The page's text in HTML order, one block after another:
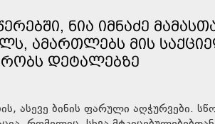
ᲜᲘᲐ ᲘᲛᲜᲐᲫᲔ
ᲐᲛᲐᲠᲗᲚᲔᲑᲡ ᲛᲘᲡ
ᲓᲔᲢᲐᲚᲔᲑᲖᲔ
ასევე ბინის ფარული აღჭურვები.